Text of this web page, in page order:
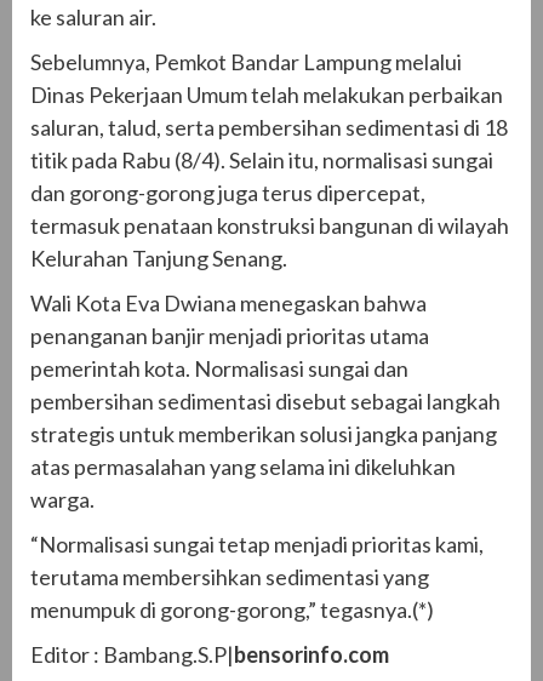
ke saluran air.
Sebelumnya, Pemkot Bandar Lampung melalui
Dinas Pekerjaan Umum telah melakukan perbaikan
saluran, talud, serta pembersihan sedimentasi di 18
titik pada Rabu (8/4). Selain itu, normalisasi sungai
dan gorong-gorong juga terus dipercepat,
termasuk penataan konstruksi bangunan di wilayah
Kelurahan Tanjung Senang.
Wali Kota Eva Dwiana menegaskan bahwa
penanganan banjir menjadi prioritas utama
pemerintah kota. Normalisasi sungai dan
pembersihan sedimentasi disebut sebagai langkah
strategis untuk memberikan solusi jangka panjang
atas permasalahan yang selama ini dikeluhkan
warga.
“Normalisasi sungai tetap menjadi prioritas kami,
terutama membersihkan sedimentasi yang
menumpuk di gorong-gorong,” tegasnya.(*)
Editor : Bambang.S.P|bensorinfo.com